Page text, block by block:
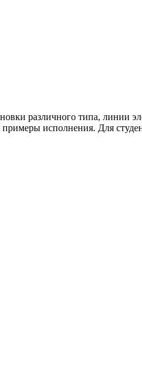
различного типа, линии
исполнения. Для